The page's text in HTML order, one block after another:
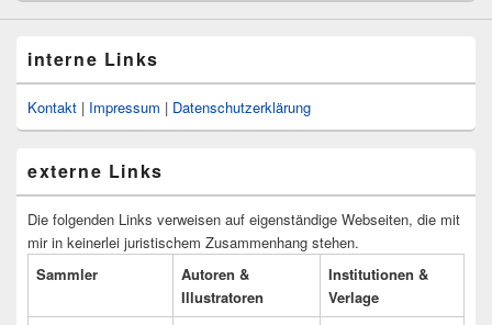
interne Links
Kontakt | Impressum | Datenschutzerklärung
externe Links
Die folgenden Links verweisen auf eigenständige Webseiten, die mit
mir in keinerlei juristischem Zusammenhang stehen.
Sammler
Autoren &
Illustratoren
Institutionen &
Verlage